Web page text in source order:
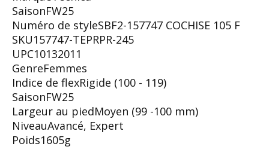
SaisonFW25
Numéro de styleSBF2-157747 COCHISE 105 F
SKU157747-TEPRPR-245
UPC10132011
GenreFemmes
Indice de flexRigide (100 - 119)
SaisonFW25
Largeur au piedMoyen (99 -100 mm)
NiveauAvancé, Expert
Poids1605g